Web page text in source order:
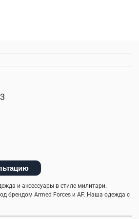
и аксессуары в стиле милитари.
брендом Armed Forces и AF. Наша одежда с